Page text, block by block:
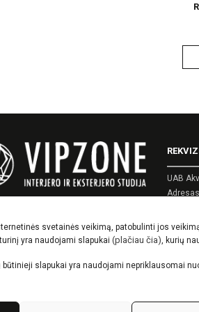
svetainės veikimą, patobulinti jos
yra naudojami slapukai (plačiau čia), kurių
slapukai yra naudojami nepriklausomai
UAB
PVM